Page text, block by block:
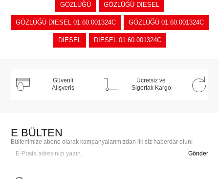
GÖZLÜĞÜ GÖZLÜĞÜ DIESEL
GÖZLÜĞÜ DIESEL 01.60.001324C GÖZLÜĞÜ 01.60.001324C
DIESEL DIESEL 01.60.001324C
Güvenli
Alışveriş
Ücretsiz ve
Sigortalı Kargo
E BÜLTEN
Bültenimize abone olarak kampanyalarımızdan ilk siz haberdar olun!
Gönder